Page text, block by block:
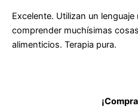
Excelente. Utilizan un
comprender muchísimas
alimenticios. Terapia pura.